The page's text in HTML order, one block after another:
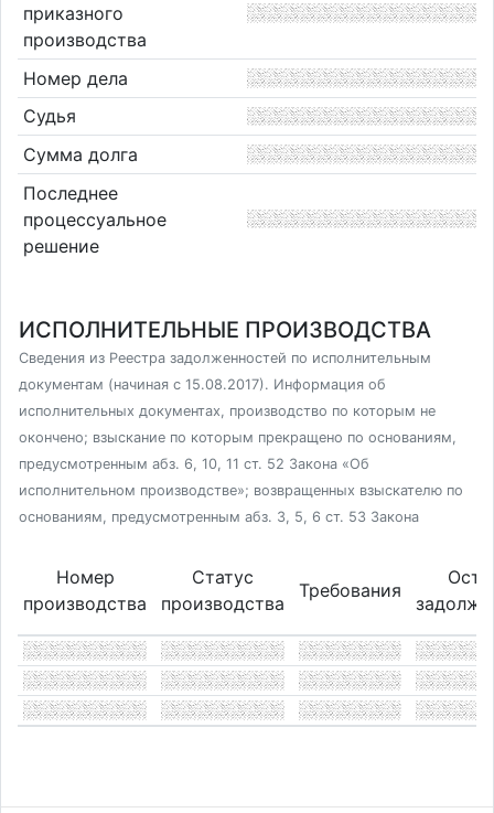
приказного
производства
Номер дела
Судья
Сумма долга
Последнее
процессуальное
решение
ИСПОЛНИТЕЛЬНЫЕ ПРОИЗВОДСТВА
Сведения из Реестра задолженностей по исполнительным
документам (начиная с 15.08.2017). Информация об
исполнительных документах, производство по которым не
окончено; взыскание по которым прекращено по основаниям,
предусмотренным абз. 6, 10, 11 ст. 52 Закона «Об
исполнительном производстве»; возвращенных взыскателю по
основаниям, предусмотренным абз. 3, 5, 6 ст. 53 Закона
Номер
производства
Статус
производства
Требования